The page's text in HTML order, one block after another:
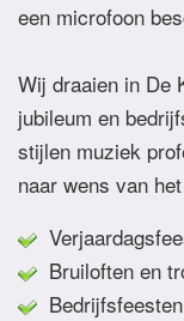
een microfoon
Wij draaien in De
jubileum en
stijlen muziek
naar wens van
Bruiloften en